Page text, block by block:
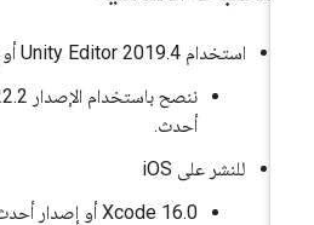
استخدام Unity Editor 2019.4 أو إصدار أحدث
أحدث.
للنشر على iOS
‫Xcode 16.0 أو إصدار أحدث